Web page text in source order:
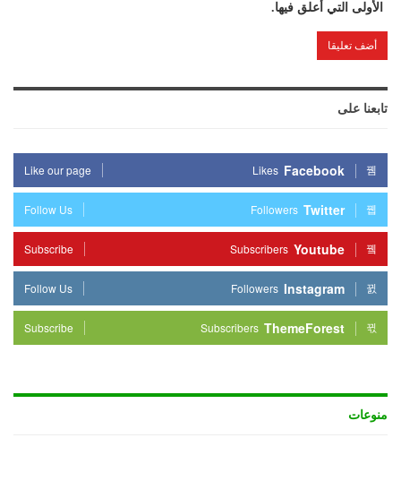
الأولى التي أعلق فيها.
تابعنا على
Facebook
Likes
Like our page
Twitter
Followers
Follow Us
Youtube
Subscribers
Subscribe
Instagram
Followers
Follow Us
ThemeForest
Subscribers
Subscribe
منوعات